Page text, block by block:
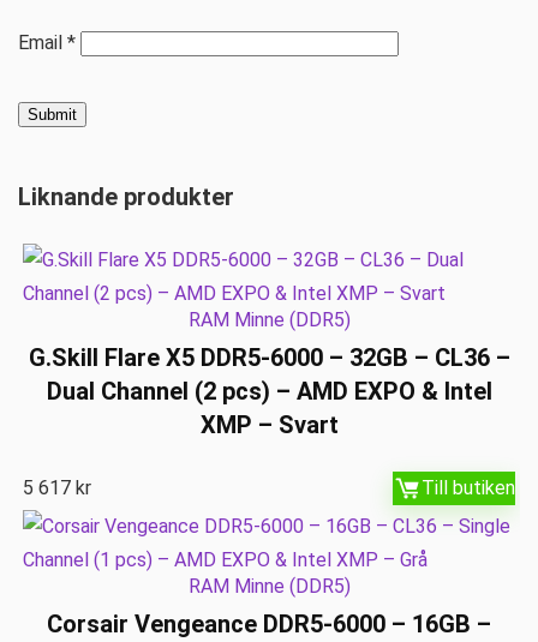
Email *
Liknande produkter
RAM Minne (DDR5)
G.Skill Flare X5 DDR5-6000 – 32GB – CL36 –
Dual Channel (2 pcs) – AMD EXPO & Intel
XMP – Svart
5 617kr Till butiken
RAM Minne (DDR5)
Corsair Vengeance DDR5-6000 – 16GB –